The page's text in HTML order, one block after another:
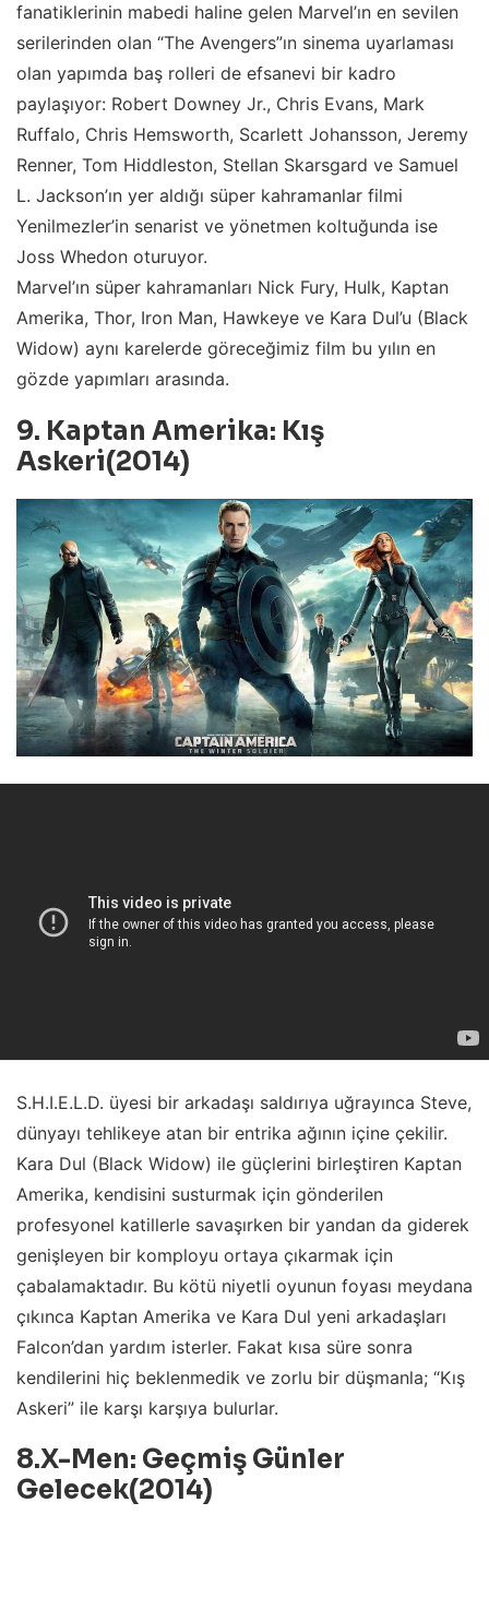
fanatiklerinin mabedi haline gelen Marvel’ın en sevilen
serilerinden olan “The Avengers”ın sinema uyarlaması
olan yapımda baş rolleri de efsanevi bir kadro
paylaşıyor: Robert Downey Jr., Chris Evans, Mark
Ruffalo, Chris Hemsworth, Scarlett Johansson, Jeremy
Renner, Tom Hiddleston, Stellan Skarsgard ve Samuel
L. Jackson’ın yer aldığı süper kahramanlar filmi
Yenilmezler’in senarist ve yönetmen koltuğunda ise
Joss Whedon oturuyor.
Marvel’ın süper kahramanları Nick Fury, Hulk, Kaptan
Amerika, Thor, Iron Man, Hawkeye ve Kara Dul’u (Black
Widow) aynı karelerde göreceğimiz film bu yılın en
gözde yapımları arasında.
9. Kaptan Amerika: Kış
Askeri(2014)
S.H.I.E.L.D. üyesi bir arkadaşı saldırıya uğrayınca Steve,
dünyayı tehlikeye atan bir entrika ağının içine çekilir.
Kara Dul (Black Widow) ile güçlerini birleştiren Kaptan
Amerika, kendisini susturmak için gönderilen
profesyonel katillerle savaşırken bir yandan da giderek
genişleyen bir komployu ortaya çıkarmak için
çabalamaktadır. Bu kötü niyetli oyunun foyası meydana
çıkınca Kaptan Amerika ve Kara Dul yeni arkadaşları
Falcon’dan yardım isterler. Fakat kısa süre sonra
kendilerini hiç beklenmedik ve zorlu bir düşmanla; “Kış
Askeri” ile karşı karşıya bulurlar.
8.X-Men: Geçmiş Günler
Gelecek(2014)